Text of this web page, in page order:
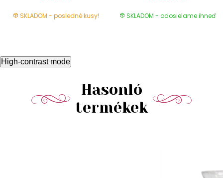
SKLADOM - posledné kusy! SKLADOM - odosielame ihneď
High-contrast mode
Hasonló
termékek